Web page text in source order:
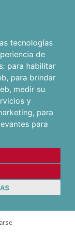
tecnologías
de
para habilitar
, para brindar
, medir su
y
, para
para